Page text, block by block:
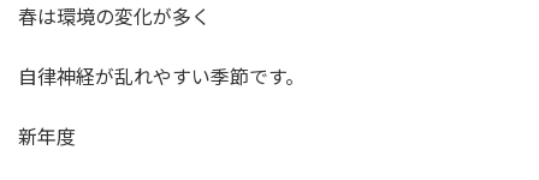
春は環境の変化が多く
自律神経が乱れやすい季節です。
新年度